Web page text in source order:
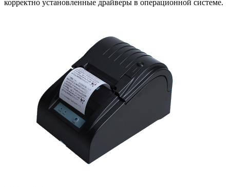
корректно установленные драйверы в операционной системе.